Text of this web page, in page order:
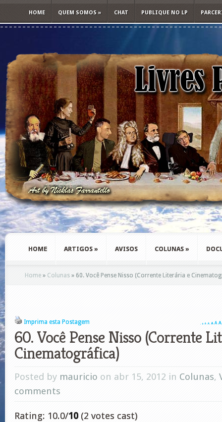
HOME QUEM SOMOS » CHAT PUBLIQUE NO LP
HOME ARTIGOS » AVISOS COLUNAS »
Home » Colunas » 60. Você Pense Nisso (Corrente Literária e
Imprima esta Postagem A A A A A A A
60. Você Pense Nisso (Corrente
Cinematográfica)
Posted by mauricio on abr 15, 2012 in Colunas,
comments
Rating: 10.0/10 (2 votes cast)